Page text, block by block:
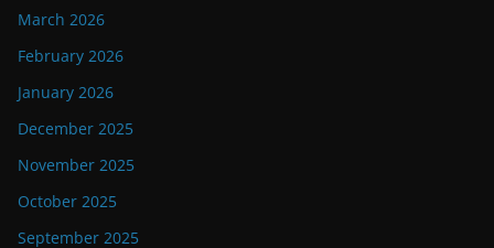
March 2026
February 2026
January 2026
December 2025
November 2025
October 2025
September 2025